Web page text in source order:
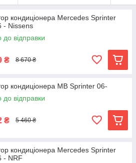
кондиціонера Mercedes Sprinter
- Nissens
до відправки
₴ 8 670 ₴
кондиціонера MB Sprinter 06-
до відправки
₴ 5 460 ₴
кондиціонера Mercedes Sprinter
- NRF